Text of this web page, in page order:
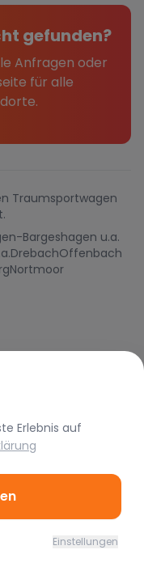
gefunden?
Anfragen oder
für alle
Traumsportwagen
Bargeshagen u.a.
DrebachOffenbach
Nortmoor
Erlebnis auf
Einstellungen